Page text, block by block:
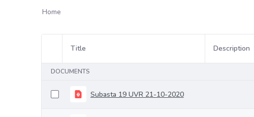
Home
Item Selection
Title Description
DOCUMENTS
Subasta 19 UVR 21-10-2020